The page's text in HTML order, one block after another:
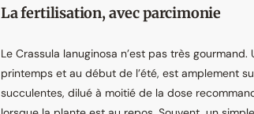
La fertilisation, avec parcimonie
Le Crassula lanuginosa n’est pas très
printemps et au début de l’été, est amplement
succulentes, dilué à moitié de la dose